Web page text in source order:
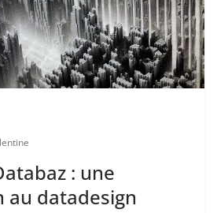
: une
datadesign